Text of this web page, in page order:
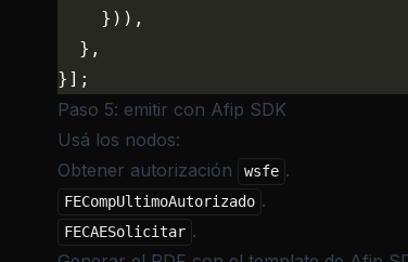
    })),
  },
}];
Paso 5: emitir con Afip SDK
Usá los nodos:
Obtener autorización
wsfe .
FECompUltimoAutorizado .
FECAESolicitar .